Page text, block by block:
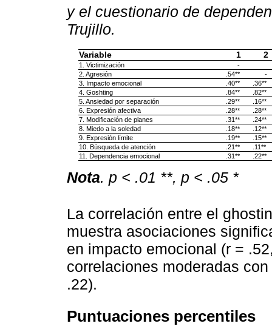
y el cuestionario de
Trujillo.
Variable 1 2
1. Victimización
-
2. Agresión
.54**
-
3. Impacto emocional
.40**
.36**
4. Goshting
.84**
.82**
5. Ansiedad por separación
.29**
.16**
6. Expresión afectiva
.28**
.28**
7. Modificación de planes
.31**
.24**
8. Miedo a la soledad
.18**
.12**
9. Expresión límite
.19**
.15**
10. Búsqueda de atención
.21**
.11**
11. Dependencia emocional
.31** .22**
Nota. p < .01 **, p < .05 *
La correlación entre el
muestra asociaciones
en impacto emocional (r =
correlaciones moderadas
.22).
Puntuaciones percentiles